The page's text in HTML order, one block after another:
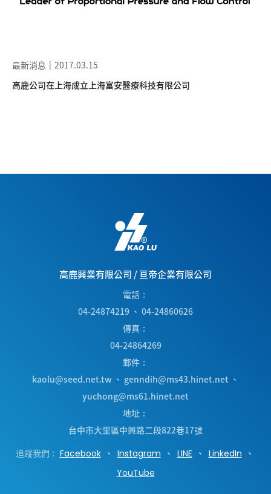
最新消息
2017.03.15
高鹿公司在上海成立上海富安醫療科技有限公司
高鹿興業有限公司 /亘帝企業有限公司
電話
04-24874219 、 04-24860626
傳真
04-24864269
郵件
kaolu@seed.net.tw 、 genndih@ms43.hinet.net 、
yuchong@ms61.hinet.net
地址
台中市大里區中興路二段822巷17號
追蹤我們
Facebook Instagram LINE
LinkedIn
YouTube